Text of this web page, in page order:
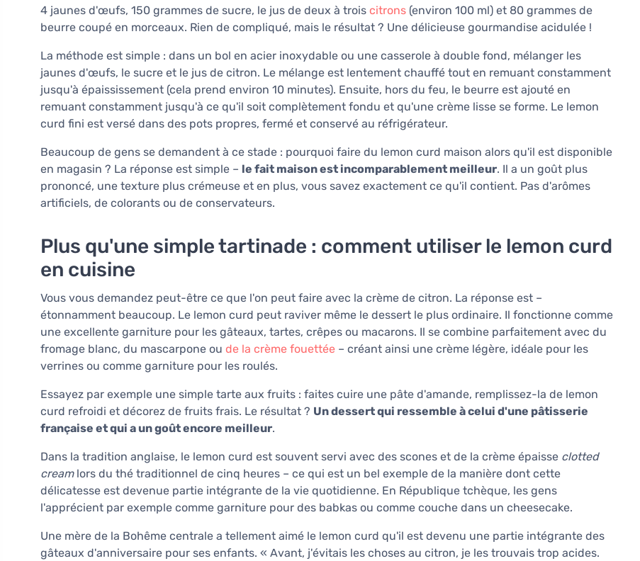
4 jaunes d'œufs, 150 grammes de sucre, le jus de deux à trois citrons (environ 100 ml) et 80 grammes de
beurre coupé en morceaux. Rien de compliqué, mais le résultat ? Une délicieuse gourmandise acidulée !
La méthode est simple : dans un bol en acier inoxydable ou une casserole à double fond, mélanger les
jaunes d'œufs, le sucre et le jus de citron. Le mélange est lentement chauffé tout en remuant constamment
jusqu'à épaississement (cela prend environ 10 minutes). Ensuite, hors du feu, le beurre est ajouté en
remuant constamment jusqu'à ce qu'il soit complètement fondu et qu'une crème lisse se forme. Le lemon
curd fini est versé dans des pots propres, fermé et conservé au réfrigérateur.
Beaucoup de gens se demandent à ce stade : pourquoi faire du lemon curd maison alors qu'il est disponible
en magasin ? La réponse est simple – le fait maison est incomparablement meilleur. Il a un goût plus
prononcé, une texture plus crémeuse et en plus, vous savez exactement ce qu'il contient. Pas d'arômes
artificiels, de colorants ou de conservateurs.
Plus qu'une simple tartinade : comment utiliser le lemon curd
en cuisine
Vous vous demandez peut-être ce que l'on peut faire avec la crème de citron. La réponse est –
étonnamment beaucoup. Le lemon curd peut raviver même le dessert le plus ordinaire. Il fonctionne comme
une excellente garniture pour les gâteaux, tartes, crêpes ou macarons. Il se combine parfaitement avec du
fromage blanc, du mascarpone ou de la crème fouettée – créant ainsi une crème légère, idéale pour les
verrines ou comme garniture pour les roulés.
Essayez par exemple une simple tarte aux fruits : faites cuire une pâte d'amande, remplissez-la de lemon
curd refroidi et décorez de fruits frais. Le résultat ? Un dessert qui ressemble à celui d'une pâtisserie
française et qui a un goût encore meilleur.
Dans la tradition anglaise, le lemon curd est souvent servi avec des scones et de la crème épaisse clotted
creamlors du thé traditionnel de cinq heures – ce qui est un bel exemple de la manière dont cette
délicatesse est devenue partie intégrante de la vie quotidienne. En République tchèque, les gens
l'apprécient par exemple comme garniture pour des babkas ou comme couche dans un cheesecake.
Une mère de la Bohême centrale a tellement aimé le lemon curd qu'il est devenu une partie intégrante des
gâteaux d'anniversaire pour ses enfants. « Avant, j'évitais les choses au citron, je les trouvais trop acides.